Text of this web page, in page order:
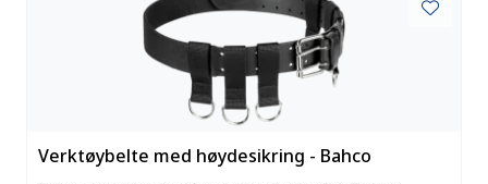
Verktøybelte med høydesikring - Bahco